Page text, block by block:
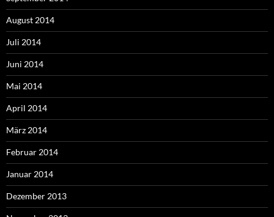
August 2014
Juli 2014
Juni 2014
Mai 2014
April 2014
März 2014
Februar 2014
Januar 2014
Dezember 2013